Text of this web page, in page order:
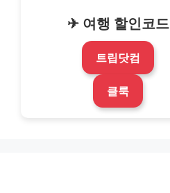
✈ 여행 할인코드
트립닷컴
클룩